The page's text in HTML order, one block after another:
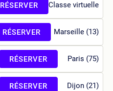
Classe virtuelle
RÉSERVER
Marseille (13)
RÉSERVER
Paris (75)
RÉSERVER
Dijon (21)
RÉSERVER